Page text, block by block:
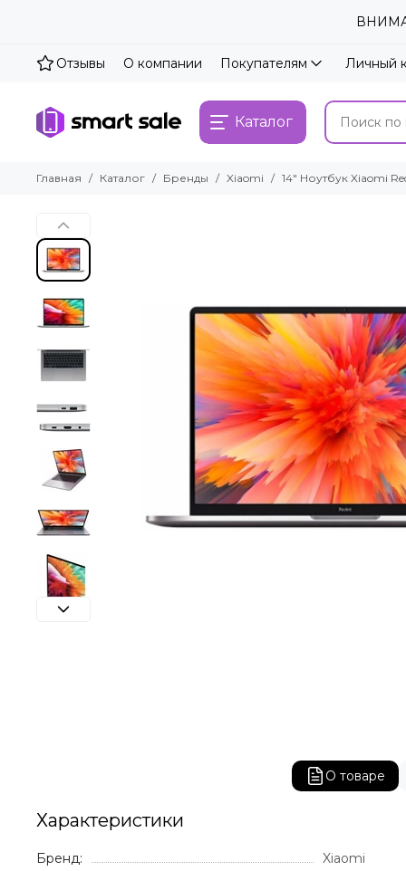
Отзывы О компании Покупателям Личный
Каталог
Главная Каталог Бренды Xiaomi 14" Ноутбук Xiaomi
О товаре
Характеристики
Бренд:
Xiaomi